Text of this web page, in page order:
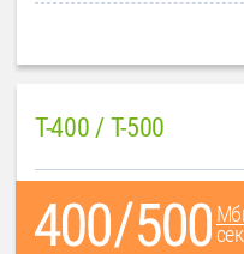
T-400 / T-500
сек